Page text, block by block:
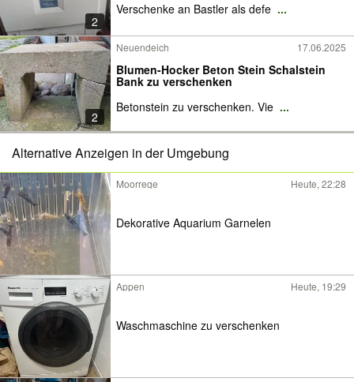
2
Verschenke an Bastler als defe ...
2
Neuendeich 17.06.2025
Blumen-Hocker Beton Stein Schalstein
Bank zu verschenken
Betonstein zu verschenken. Vie ...
Alternative Anzeigen in der Umgebung
Moorrege Heute, 22:28
Dekorative Aquarium Garnelen
Appen Heute, 19:29
Waschmaschine zu verschenken